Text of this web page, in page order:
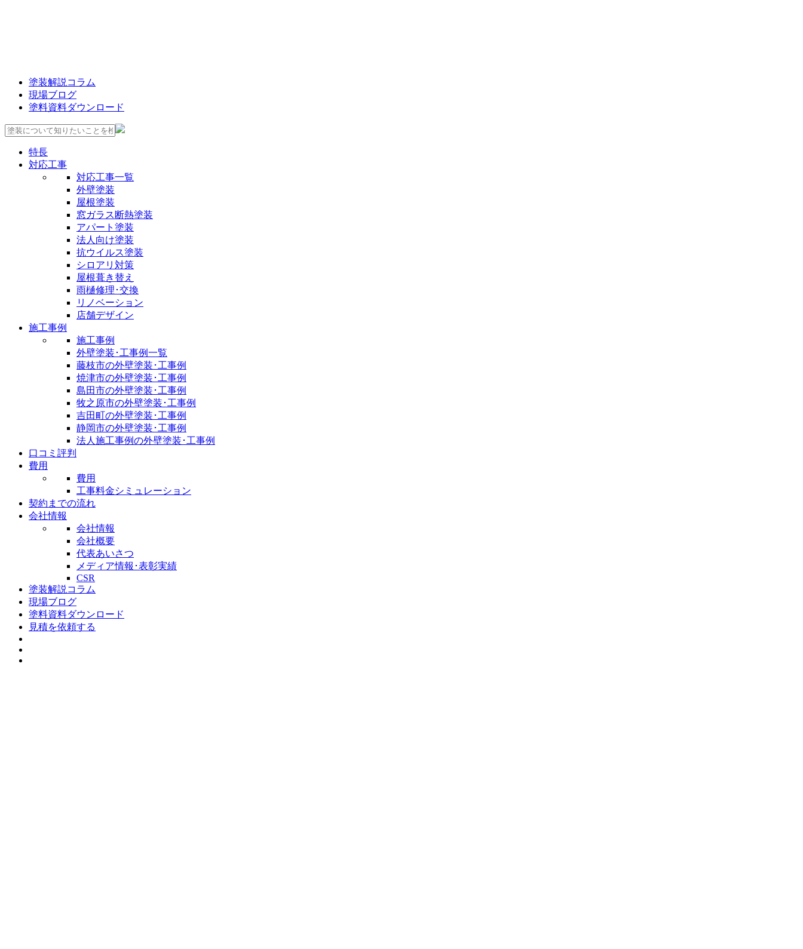
塗装解説コラム
現場ブログ
塗料資料ダウンロード
特長
対応工事
対応工事一覧
外壁塗装
屋根塗装
窓ガラス断熱塗装
アパート塗装
法人向け塗装
抗ウイルス塗装
シロアリ対策
屋根葺き替え
雨樋修理･交換
リノベーション
店舗デザイン
施工事例
施工事例
外壁塗装･工事例一覧
藤枝市の外壁塗装･工事例
焼津市の外壁塗装･工事例
島田市の外壁塗装･工事例
牧之原市の外壁塗装･工事例
吉田町の外壁塗装･工事例
静岡市の外壁塗装･工事例
法人施工事例の外壁塗装･工事例
口コミ評判
費用
費用
工事料金シミュレーション
契約までの流れ
会社情報
会社情報
会社概要
代表あいさつ
メディア情報･表彰実績
CSR
塗装解説コラム
現場ブログ
塗料資料ダウンロード
見積を依頼する